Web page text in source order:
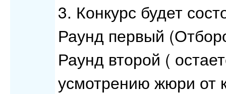
3. Конкурс будет
Раунд первый
Раунд второй (
усмотрению жюри от